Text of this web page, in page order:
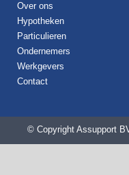
Over ons
Hypotheken
Particulieren
Ondernemers
Werkgevers
Contact
© Copyright Assupport